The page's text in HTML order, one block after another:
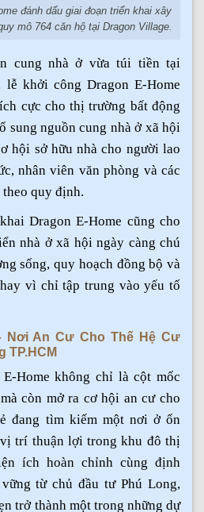
đánh dấu giai đoạn triển khai xây
mô 764 căn hộ tại Dragon Village.
cung nhà ở vừa túi tiền tại
lễ khởi công Dragon E-Home
cực cho thị trường bất động
sung nguồn cung nhà ở xã hội
hội sở hữu nhà cho người lao
nhân viên văn phòng và các
quy định.
Dragon E-Home cũng cho
nhà ở xã hội ngày càng chú
sống, quy hoạch đồng bộ và
vì chỉ tập trung vào yếu tố
Nơi An Cư Cho Thế Hệ Cư
TP.HCM
Home không chỉ là cột mốc
còn mở ra cơ hội an cư cho
đang tìm kiếm một nơi ở ổn
trí thuận lợi trong khu đô thị
ích hoàn chỉnh cùng định
từ chủ đầu tư Phú Long,
trở thành một trong những dự